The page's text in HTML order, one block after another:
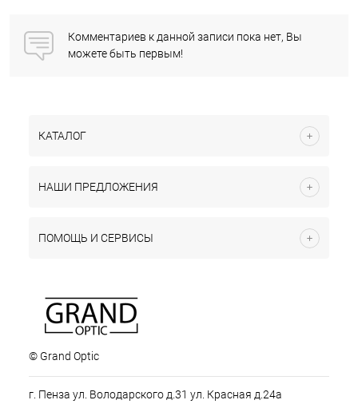
Комментариев к данной записи пока нет, Вы
можете быть первым!
КАТАЛОГ
НАШИ ПРЕДЛОЖЕНИЯ
ПОМОЩЬ И СЕРВИСЫ
© Grand Optic
г. Пенза ул. Володарского д.31 ул. Красная д.24а